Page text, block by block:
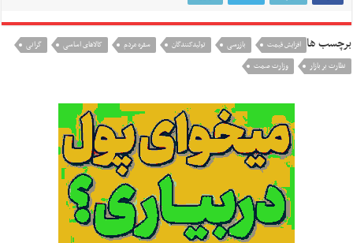
برچسب ها افزایش قیمت‌ بازرسی تولیدکنندگان سفره مردم کالاهای اساسی
گرانی
نظارت بر بازار
وزارت صمت